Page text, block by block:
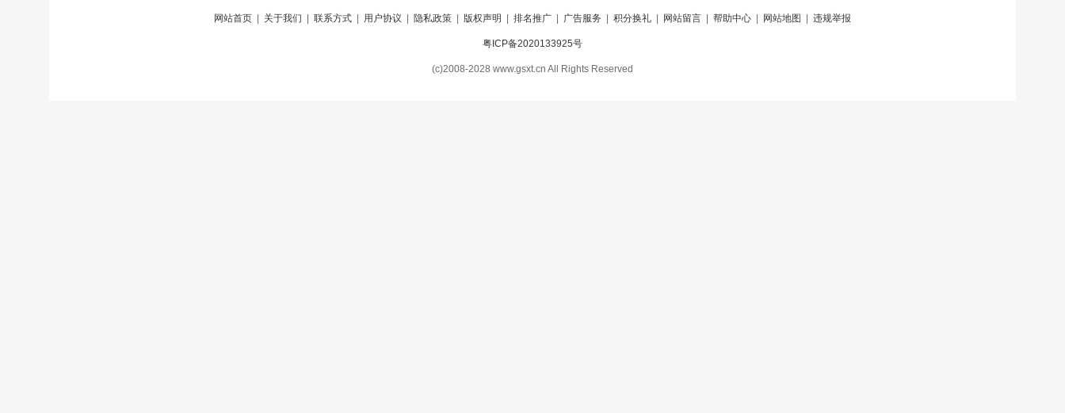
网站首页 关于我们 联系方式 用户协议 隐私政策 版权声明 排名推广 广告服务 积分换礼 网站留言 帮助中心 网站地图 违规举报
粤ICP备2020133925号
(c)2008-2028 www.gsxt.cn All Rights Reserved